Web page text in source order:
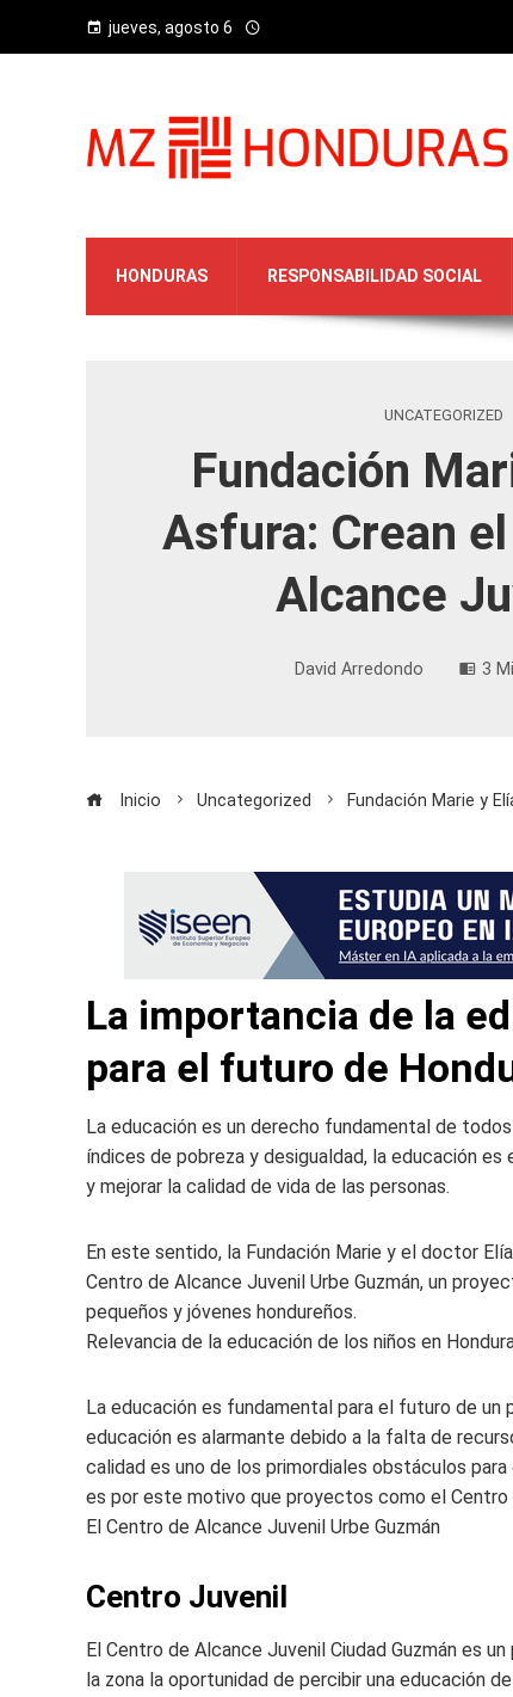
jueves, agosto 6
HONDURAS RESPONSABILIDAD SOCIAL
UNCATEGORIZED
Fundación
Asfura: Crean
Alcance
David Arredondo 3
Inicio Uncategorized Fundación Marie y
La importancia de la
para el futuro de
La educación es un derecho fundamental de
índices de pobreza y desigualdad, la educación
y mejorar la calidad de vida de las personas.
En este sentido, la Fundación Marie y el doctor
Centro de Alcance Juvenil Urbe Guzmán, un
pequeños y jóvenes hondureños.
Relevancia de la educación de los niños en
La educación es fundamental para el futuro de un
educación es alarmante debido a la falta de
calidad es uno de los primordiales obstáculos
es por este motivo que proyectos como el Centro
El Centro de Alcance Juvenil Urbe Guzmán
Centro Juvenil
El Centro de Alcance Juvenil Ciudad Guzmán es
la zona la oportunidad de percibir una educación